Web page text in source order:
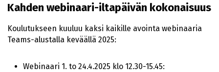
Kahden webinaari-iltapäivän kokonaisuus
Koulutukseen kuuluu kaksi kaikille avointa webinaaria
Teams-alustalla keväällä 2025:
Webinaari 1. to 24.4.2025 klo 12.30-15.45: